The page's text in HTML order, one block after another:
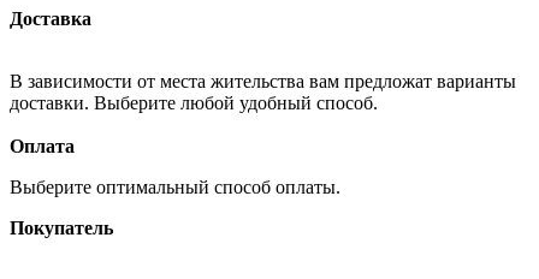
Доставка
В зависимости от места жительства вам предложат варианты
доставки. Выберите любой удобный способ.
Оплата
Выберите оптимальный способ оплаты.
Покупатель